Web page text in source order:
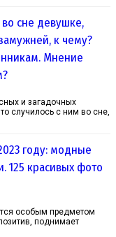
сне девушке,
к чему?
Мнение
и загадочных
случилось с ним во сне,
году: модные
125 красивых фото
особым предметом
поднимает